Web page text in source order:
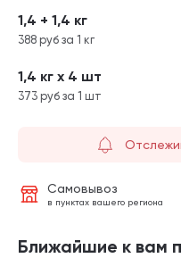
1,4 + 1,4 кг
388 руб за 1 кг
1,4 кг х 4 шт
373 руб за 1 шт
Самовывоз
в пунктах вашего региона
Ближайшие к вам